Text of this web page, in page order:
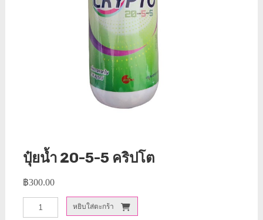
ปุ๋ยน้ำ 20-5-5 คริปโต
฿300.00
จำนวน
หยิบใส่ตะกร้า